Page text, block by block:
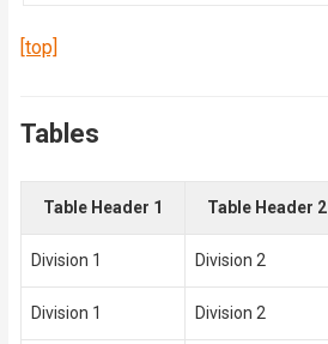
[top]
Tables
Table Header 1 Table Header 2
Division 1 Division 2
Division 1 Division 2